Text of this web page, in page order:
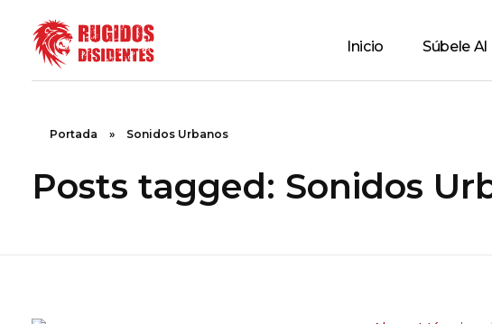
Rugidos Disidentes
Bogotá - Colombia | ISSN 2619-5569
Inicio Súbele Al
Portada » Sonidos Urbanos
Posts tagged: Sonidos